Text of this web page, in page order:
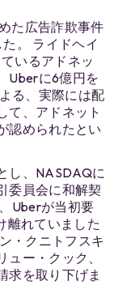
た広告詐欺事件
。 ライドヘイ
いるアドネッ
Uberに6億円を
る、実際には配
て、アドネット
認められたとい
し、NASDAQに
委員会に和解契
Uberが当初要
離れていました
・クニトフスキ
ー・クック、
求を取り下げま